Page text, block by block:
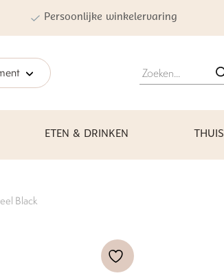
Persoonlijke winkelervaring
Producten
zoeken
ETEN & DRINKEN THUIS
Black